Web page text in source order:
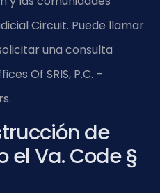
Circuit. Puede llamar
una consulta
Of SRIS, P.C. –
de
el Va. Code §